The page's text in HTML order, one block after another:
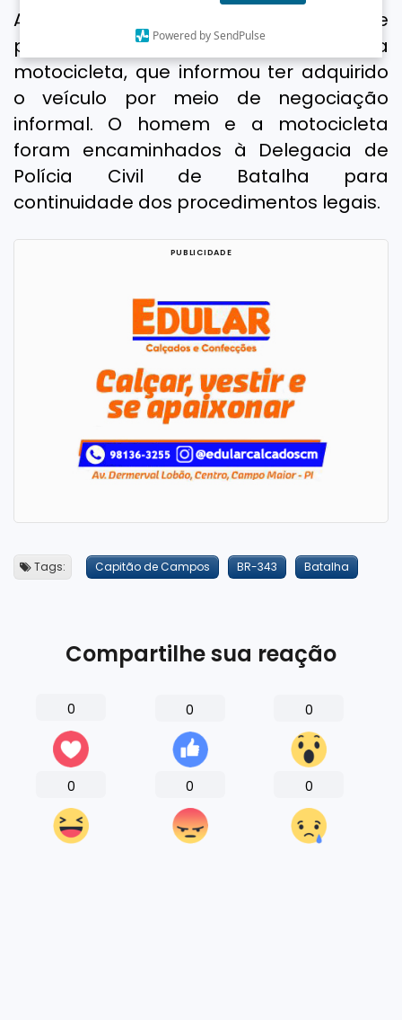
Powered by SendPulse
As diligências realizadas pela equipe
permitiram localizar o possuidor da
motocicleta, que informou ter adquirido
o veículo por meio de negociação
informal. O homem e a motocicleta
foram encaminhados à Delegacia de
Polícia Civil de Batalha para
continuidade dos procedimentos legais.
Tags: Capitão de Campos BR-343 Batalha
Compartilhe sua reação
0 0 0
0 0 0